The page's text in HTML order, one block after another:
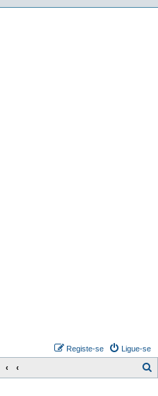
Ligue-se
Registe-se